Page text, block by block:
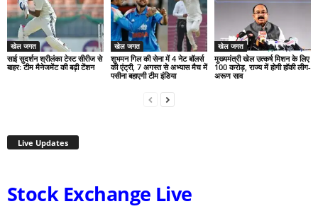
खेल जगत
साई सुदर्शन श्रीलंका टेस्ट सीरीज से
बाहर: टीम मैनेजमेंट की बढ़ी टेंशन
खेल जगत
शुभमन गिल की सेना में 4 नेट बॉलर्स
की एंट्री, 7 अगस्त से अभ्यास मैच में
पसीना बहाएगी टीम इंडिया
खेल जगत
मुख्यमंत्री खेल उत्कर्ष मिशन के लिए
100 करोड़, राज्य में होगी हॉकी लीग-
अरूण साव
Live Updates
Stock Exchange Live